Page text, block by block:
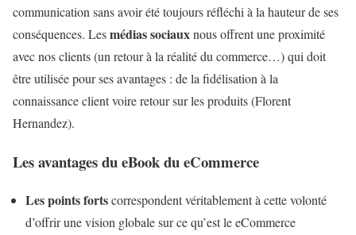
communication sans avoir été toujours réfléchi à la hauteur de ses
conséquences. Lesmédias sociauxnous offrent une proximité
avec nos clients (un retour à la réalité du commerce…) qui doit
être utilisée pour ses avantages : de la fidélisation à la
connaissance client voire retour sur les produits (Florent
Hernandez).
Les avantages du eBook du eCommerce
Les points fortscorrespondent véritablement à cette volonté
d’offrir une vision globale sur ce qu’est le eCommerce